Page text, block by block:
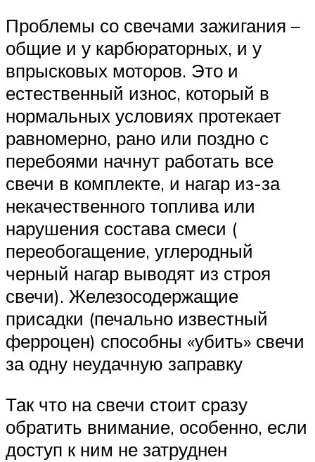
Проблемы со свечами зажигания –
общие и у карбюраторных, и у
впрысковых моторов. Это и
естественный износ, который в
нормальных условиях протекает
равномерно, рано или поздно с
перебоями начнут работать все
свечи в комплекте, и нагар из-за
некачественного топлива или
нарушения состава смеси (
переобогащение, углеродный
черный нагар выводят из строя
свечи). Железосодержащие
присадки (печально известный
ферроцен) способны «убить» свечи
за одну неудачную заправку
Так что на свечи стоит сразу
обратить внимание, особенно, если
доступ к ним не затруднен